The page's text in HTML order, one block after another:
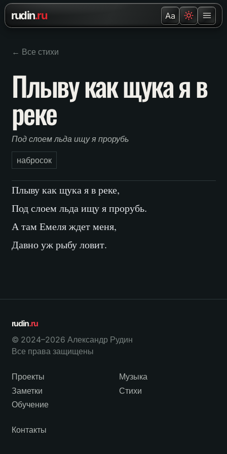
Перейти к содержанию
rudin.ru Aa
← Все стихи
Плыву как щука я в
реке
Под слоем льда ищу я прорубь
набросок
Плыву как щука я в реке,
Под слоем льда ищу я прорубь.
А там Емеля ждет меня,
Давно уж рыбу ловит.
rudin.ru
© 2024–2026 Александр Рудин
Все права защищены
Проекты
Музыка
Заметки
Стихи
Обучение
Контакты